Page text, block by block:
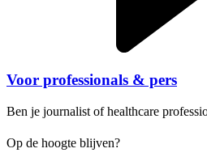
Voor professionals & pers
Ben je journalist of healthcare
Op de hoogte blijven?